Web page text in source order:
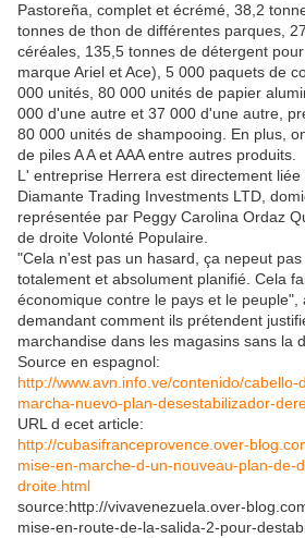
Pastoreña, complet et écrémé, 38,2
tonnes de thon de différentes parques,
céréales, 135,5 tonnes de détergent
marque Ariel et Ace), 5 000 paquets de
000 unités, 80 000 unités de papier
000 d'une autre et 37 000 d'une autre,
80 000 unités de shampooing. En plus,
de piles A A et AAA entre autres produits.
L' entreprise Herrera est directement
Diamante Trading Investments LTD,
représentée par Peggy Carolina Ordaz
de droite Volonté Populaire.
"Cela n'est pas un hasard, ça nepeut
totalement et absolument planifié. Cela
économique contre le pays et le peuple",
demandant comment ils prétendent
marchandise dans les magasins sans la
Source en espagnol:
http://www.avn.info.ve/contenido/cabello-
marcha-nuevo-plan-desestabilizador-
URL d ecet article:
http://cubasifranceprovence.over-
mise-en-marche-d-un-nouveau-plan-de-
droite.html
source:http://vivavenezuela.over-
mise-en-route-de-la-salida-2-pour-